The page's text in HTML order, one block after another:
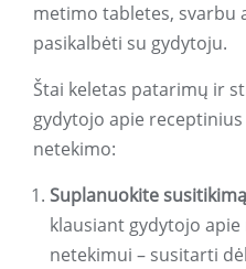
metimo tabletes, svarbu
pasikalbėti su gydytoju.
Štai keletas patarimų ir
gydytojo apie
netekimo:
Suplanuokite susitikimą
klausiant gydytojo
netekimui – susitarti